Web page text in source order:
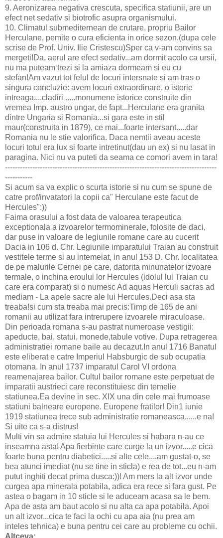
9. Aeronizarea negativa crescuta, specifica statiunii, are un
efect net sedativ si biotrofic asupra organismului.
10. Climatul submediternean de crutare, propriu Bailor
Herculane, pemite o cura eficienta in orice sezon.(dupa cele
scrise de Prof. Univ. Ilie Cristescu)Sper ca v-am convins sa
mergeti!Da, aerul are efect sedativ...am dormit acolo ca ursii,
nu ma puteam trezi si la amiaza dormeam si eu cu
stefan!Am vazut tot felul de locuri intersnate si am tras o
singura concluzie: avem locuri extraordinare, o istorie
intreaga....cladiri .....monumene istorice construite din
vremea Imp. austro ungar, de fapt...Herculane era granita
dintre Ungaria si Romania...si gara este in stil
maur(construita in 1879), ce mai...foarte intersant.....dar
Romania nu le stie valorifica. Daca nemtii aveau aceste
locuri totul era lux si foarte intretinut(dau un ex) si nu lasat in
paragina. Nici nu va puteti da seama ce comori avem in tara!
-------------------------------------------------------------------------------------
-----------
Si acum sa va explic o scurta istorie si nu cum se spune de
catre prof/invatatori la copii ca" Herculane este facut de
Hercules":))
Faima orasului a fost data de valoarea terapeutica
exceptionala a izvoarelor termominerale, folosite de daci,
dar puse in valoare de legiunile romane care au cucerit
Dacia in 106 d. Chr. Legiunile imparatului Traian au construit
vestitele terme si au intemeiat, in anul 153 D. Chr. localitatea
de pe malurile Cernei pe care, datorita minunatelor izvoare
termale, o inchina eroului lor Hercules (idolul lui Traian cu
care era comparat) si o numesc Ad aquas Herculi sacras ad
mediam - La apele sacre ale lui Hercules.Deci asa sta
treaba!si cum sta treaba mai precis:Timp de 165 de ani
romanii au utilizat fara intrerupere izvoarele miraculoase.
Din perioada romana s-au pastrat numeroase vestigii:
apeducte, bai, statui, monede,tabule votive. Dupa retragerea
administratiei romane baile au decazut.In anul 1716 Banatul
este eliberat e catre Imperiul Habsburgic de sub ocupatia
otomana. In anul 1737 imparatul Carol VI ordona
reamenajarea bailor. Cultul bailor romane este perpetuat de
imparatii austrieci care reconstituiesc din temelie
statiunea.Ea devine in sec. XIX una din cele mai frumoase
statiuni balneare europene. Europene fratilor! Din1 iunie
1919 statiunea trece sub administratie romaneasca......e na!
Si uite ca s-a distrus!
Multi vin sa admire statuia lui Hercules si habara n-au ce
inseamna asta! Apa fierbinte care curge la un izvor.....e cica
foarte buna pentru diabetici.....si alte cele....am gustat-o, se
bea atunci imediat (nu se tine in sticla) e rea de tot...eu n-am
putut inghiti decat prima dusca:))! Am mers la alt izvor unde
curgea apa minerala potabila, adica era rece si fara gust. Pe
astea o bagam in 10 sticle si le aduceam acasa sa le bem.
Apa de asta am baut acolo si nu alta ca apa potabila. Apoi
un alt izvor...cica te faci la ochi cu apa aia (nu prea am
inteles tehnica) e buna pentru cei care au probleme cu ochii.